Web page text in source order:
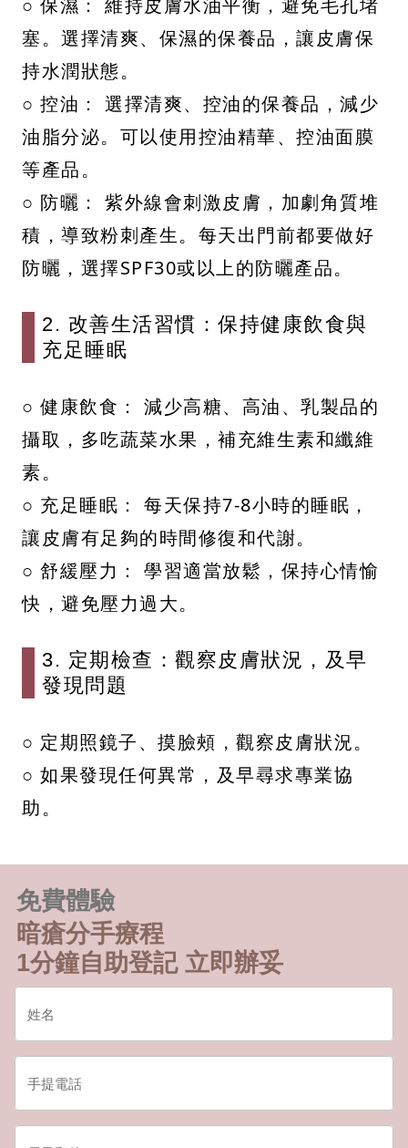
○ 保濕： 維持皮膚水油平衡，避免毛孔堵
塞。選擇清爽、保濕的保養品，讓皮膚保
持水潤狀態。
○ 控油： 選擇清爽、控油的保養品，減少
油脂分泌。可以使用控油精華、控油面膜
等產品。
○ 防曬： 紫外線會刺激皮膚，加劇角質堆
積，導致粉刺產生。每天出門前都要做好
防曬，選擇SPF30或以上的防曬產品。
2. 改善生活習慣：保持健康飲食與
充足睡眠
○ 健康飲食： 減少高糖、高油、乳製品的
攝取，多吃蔬菜水果，補充維生素和纖維
素。
○ 充足睡眠： 每天保持7-8小時的睡眠，
讓皮膚有足夠的時間修復和代謝。
○ 舒緩壓力： 學習適當放鬆，保持心情愉
快，避免壓力過大。
3. 定期檢查：觀察皮膚狀況，及早
發現問題
○ 定期照鏡子、摸臉頰，觀察皮膚狀況。
○ 如果發現任何異常，及早尋求專業協
助。
免費體驗
暗瘡分手療程
1分鐘自助登記 立即辦妥